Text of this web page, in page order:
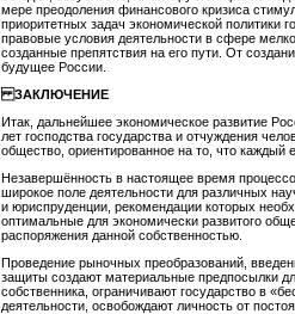
мере преодоления финансового кризиса
приоритетных задач экономической политики
правовые условия деятельности в сфере
созданные препятствия на его пути. От
будущее России.
ЗАКЛЮЧЕНИЕ
Итак, дальнейшее экономическое развитие
лет господства государства и отчуждения
общество, ориентированное на то, что каждый
Незавершённость в настоящее время
широкое поле деятельности для различных
и юриспруденции, рекомендации которых
оптимальные для экономически развитого
распоряжения данной собственностью.
Проведение рыночных преобразований,
защиты создают материальные предпосылки
собственника, ограничивают государство в
деятельности, освобождают личность от